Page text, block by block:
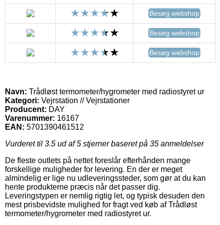
Besøg webshop
Besøg webshop
Besøg webshop
Navn: Trådløst termometer/hygrometer med radiostyret ur
Kategori: Vejrstation // Vejrstationer
Producent: DAY
Varenummer: 16167
EAN: 5701390461512
Vurderet til 3.5 ud af 5 stjerner baseret på 35 anmeldelser
De fleste outlets på nettet foreslår efterhånden mange
forskellige muligheder for levering. En der er meget
almindelig er lige nu udleveringssteder, som gør at du kan
hente produkterne præcis når det passer dig.
Leveringstypen er nemlig rigtig let, og typisk desuden den
mest prisbevidste mulighed for fragt ved køb af Trådløst
termometer/hygrometer med radiostyret ur.